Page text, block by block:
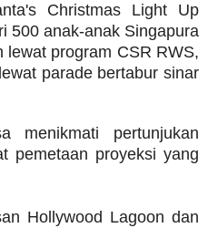
Christmas Light Up
500 anak-anak Singapura
lewat program CSR RWS,
parade bertabur sinar
menikmati pertunjukan
pemetaan proyeksi yang
Hollywood Lagoon dan